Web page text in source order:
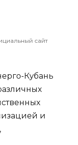
сайт
Кубань
и